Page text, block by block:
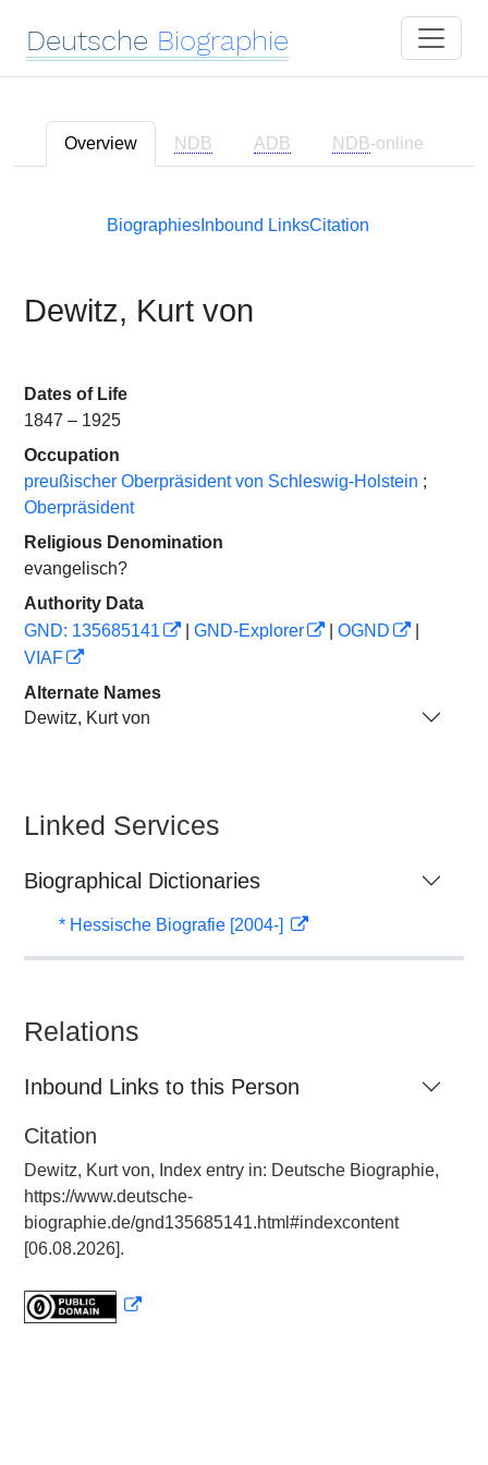
Deutsche Biographie
Overview NDB ADB NDB-online
BiographiesInbound LinksCitation
Dewitz, Kurt von
Dates of Life
1847 – 1925
Occupation
preußischer Oberpräsident von Schleswig-Holstein ;
Oberpräsident
Religious Denomination
evangelisch?
Authority Data
GND: 135685141
GND-Explorer OGND
VIAF
Alternate Names
Dewitz, Kurt von
Linked Services
Biographical Dictionaries
* Hessische Biografie [2004-]
Relations
Inbound Links to this Person
Citation
Dewitz, Kurt von, Index entry in: Deutsche Biographie,
https://www.deutsche-
biographie.de/gnd135685141.html#indexcontent
[06.08.2026].